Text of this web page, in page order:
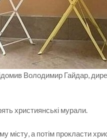
Володимир Гайдар,
християнські мурали.
місту, а потім прокласти